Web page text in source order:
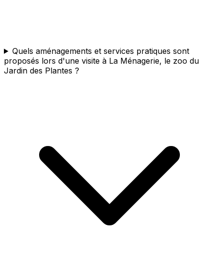
Quels aménagements et services pratiques sont
proposés lors d'une visite à La Ménagerie, le zoo du
Jardin des Plantes ?